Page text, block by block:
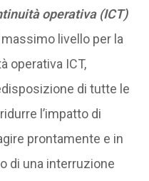
operativa (ICT)
livello per la
operativa ICT,
di tutte le
l’impatto di
prontamente e in
di una interruzione